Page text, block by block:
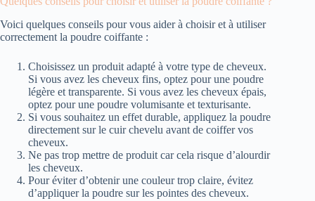
Voici quelques conseils pour vous aider à choisir et à utiliser
correctement la poudre coiffante :
Choisissez un produit adapté à votre type de cheveux.
Si vous avez les cheveux fins, optez pour une poudre
légère et transparente. Si vous avez les cheveux épais,
optez pour une poudre volumisante et texturisante.
Si vous souhaitez un effet durable, appliquez la poudre
directement sur le cuir chevelu avant de coiffer vos
cheveux.
Ne pas trop mettre de produit car cela risque d’alourdir
les cheveux.
Pour éviter d’obtenir une couleur trop claire, évitez
d’appliquer la poudre sur les pointes des cheveux.